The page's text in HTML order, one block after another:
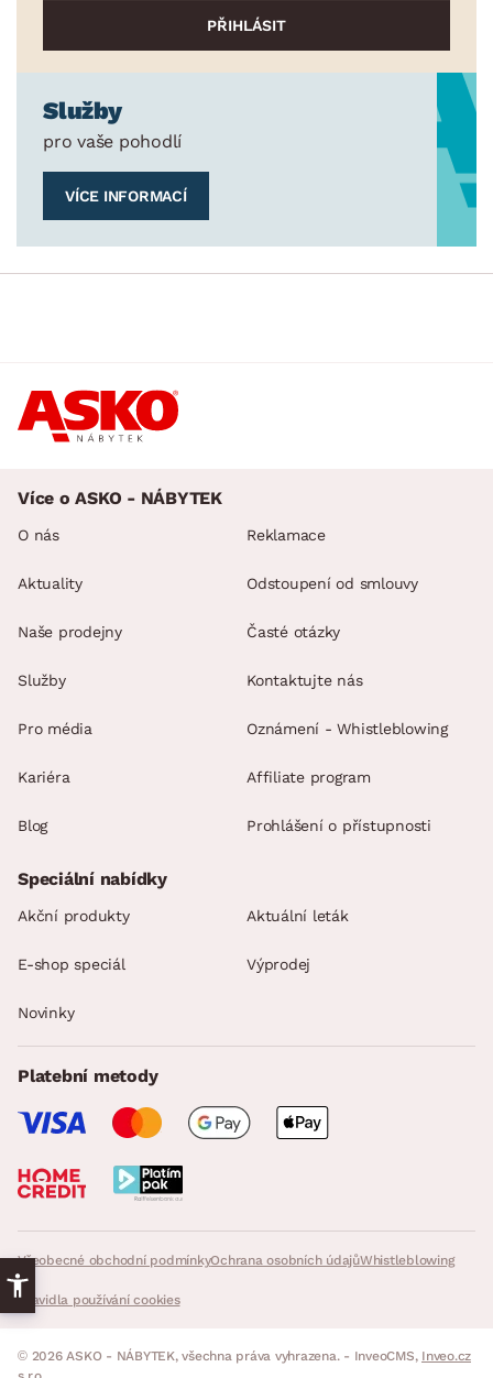
Služby
pro vaše pohodlí
VÍCE INFORMACÍ
Více o ASKO - NÁBYTEK
O nás
Aktuality
Naše prodejny
Služby
Pro média
Kariéra
Blog
Reklamace
Odstoupení od smlouvy
Časté otázky
Kontaktujte nás
Oznámení - Whistleblowing
Affiliate program
Prohlášení o přístupnosti
Všeobecné obchodní podmínkyOchrana osobních údajůWhistleblowing
Pravidla používání cookies
Speciální nabídky
Akční produkty Aktuální leták
E-shop speciál Výprodej
Novinky
Platební metody
© 2026 ASKO - NÁBYTEK, všechna práva vyhrazena. - InveoCMS, Inveo.cz